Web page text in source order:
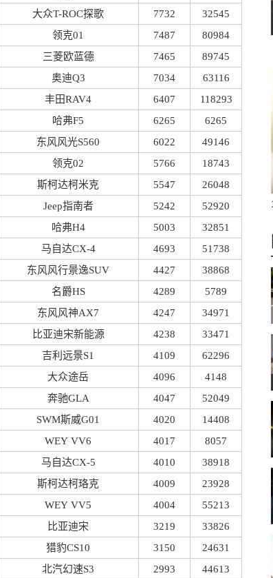
大众T-ROC探歌 7732
32545
领克01 7487
80984
三菱欧蓝德 7465
89745
奥迪Q3 7034
63116
丰田RAV4 6407
118293
哈弗F5 6265
6265
东风风光S560 6022
49146
领克02 5766
18743
斯柯达柯米克 5547
26048
Jeep指南者 5242
52920
哈弗H4 5003
32851
马自达CX-4 4693
51738
东风风行景逸SUV 4427
38868
名爵HS 4289
5789
东风风神AX7 4247
34971
比亚迪宋新能源 4238
33471
吉利远景S1 4109
62296
大众途岳 4096
4148
奔驰GLA 4047
52049
SWM斯威G01 4020
14408
WEY VV6 4017
8057
马自达CX-5 4010
38918
斯柯达柯珞克 4009
23928
WEY VV5 4004
55213
比亚迪宋 3219
33826
猎豹CS10 3150
24631
北汽幻速S3 2993
44613